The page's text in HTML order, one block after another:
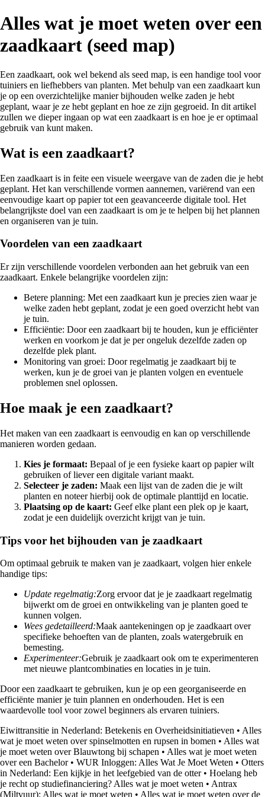
Alles wat je moet weten over een
zaadkaart (seed map)
Een zaadkaart, ook wel bekend als seed map, is een handige tool voor
tuiniers en liefhebbers van planten. Met behulp van een zaadkaart kun
je op een overzichtelijke manier bijhouden welke zaden je hebt
geplant, waar je ze hebt geplant en hoe ze zijn gegroeid. In dit artikel
zullen we dieper ingaan op wat een zaadkaart is en hoe je er optimaal
gebruik van kunt maken.
Wat is een zaadkaart?
Een zaadkaart is in feite een visuele weergave van de zaden die je hebt
geplant. Het kan verschillende vormen aannemen, variërend van een
eenvoudige kaart op papier tot een geavanceerde digitale tool. Het
belangrijkste doel van een zaadkaart is om je te helpen bij het plannen
en organiseren van je tuin.
Voordelen van een zaadkaart
Er zijn verschillende voordelen verbonden aan het gebruik van een
zaadkaart. Enkele belangrijke voordelen zijn:
Betere planning: Met een zaadkaart kun je precies zien waar je
welke zaden hebt geplant, zodat je een goed overzicht hebt van
je tuin.
Efficiëntie: Door een zaadkaart bij te houden, kun je efficiënter
werken en voorkom je dat je per ongeluk dezelfde zaden op
dezelfde plek plant.
Monitoring van groei: Door regelmatig je zaadkaart bij te
werken, kun je de groei van je planten volgen en eventuele
problemen snel oplossen.
Hoe maak je een zaadkaart?
Het maken van een zaadkaart is eenvoudig en kan op verschillende
manieren worden gedaan.
Kies je formaat: Bepaal of je een fysieke kaart op papier wilt
gebruiken of liever een digitale variant maakt.
Selecteer je zaden: Maak een lijst van de zaden die je wilt
planten en noteer hierbij ook de optimale planttijd en locatie.
Plaatsing op de kaart: Geef elke plant een plek op je kaart,
zodat je een duidelijk overzicht krijgt van je tuin.
Tips voor het bijhouden van je zaadkaart
Om optimaal gebruik te maken van je zaadkaart, volgen hier enkele
handige tips:
Update regelmatig:Zorg ervoor dat je je zaadkaart regelmatig
bijwerkt om de groei en ontwikkeling van je planten goed te
kunnen volgen.
Wees gedetailleerd:Maak aantekeningen op je zaadkaart over
specifieke behoeften van de planten, zoals watergebruik en
bemesting.
Experimenteer:Gebruik je zaadkaart ook om te experimenteren
met nieuwe plantcombinaties en locaties in je tuin.
Door een zaadkaart te gebruiken, kun je op een georganiseerde en
efficiënte manier je tuin plannen en onderhouden. Het is een
waardevolle tool voor zowel beginners als ervaren tuiniers.
Eiwittransitie in Nederland: Betekenis en Overheidsinitiatieven • Alles
wat je moet weten over spinselmotten en rupsen in bomen • Alles wat
je moet weten over Blauwtong bij schapen • Alles wat je moet weten
over een Bachelor• WUR Inloggen: Alles Wat Je Moet Weten • Otters
in Nederland: Een kijkje in het leefgebied van de otter• Hoelang heb
je recht op studiefinanciering? Alles wat je moet weten • Antrax
(Miltvuur): Alles wat je moet weten • Alles wat je moet weten over de